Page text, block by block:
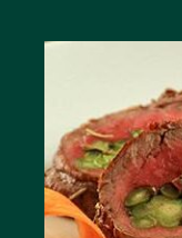
Next